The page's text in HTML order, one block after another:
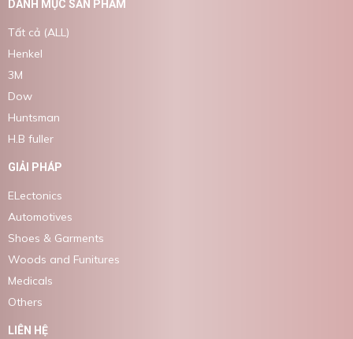
DANH MỤC SẢN PHẨM
Tất cả (ALL)
Henkel
3M
Dow
Huntsman
H.B fuller
GIẢI PHÁP
ELectonics
Automotives
Shoes & Garments
Woods and Funitures
Medicals
Others
LIÊN HỆ